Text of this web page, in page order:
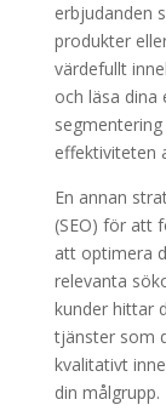
erbjudanden
produkter
värdefullt
och läsa dina
effektiviteten
En annan
(SEO) för att
att optimera
relevanta
kunder hittar
tjänster som
kvalitativt
din